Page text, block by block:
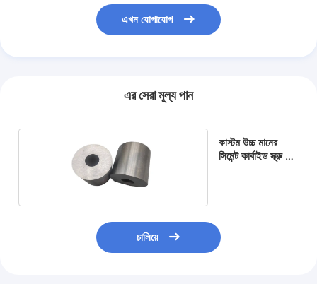
এখন যোগাযোগ
এর সেরা মূল্য পান
কাস্টম উচ্চ মানের
সিমেন্ট কার্বাইড স্ক্রু ছাঁচ
চালিয়ে